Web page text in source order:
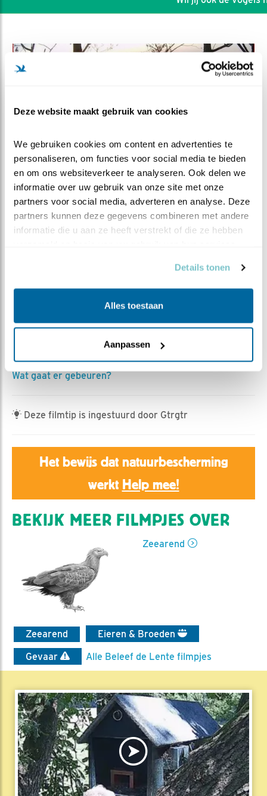
Deze website maakt gebruik van cookies
We gebruiken cookies om content en advertenties te
personaliseren, om functies voor social media te bieden
en om ons websiteverkeer te analyseren. Ook delen we
informatie over uw gebruik van onze site met onze
partners voor social media, adverteren en analyse. Deze
partners kunnen deze gegevens combineren met andere
informatie die u aan ze heeft verstrekt of die ze hebben
Details tonen
Alles toestaan
Aanpassen
DEEL DIT FILMPJE
Jan Dagevos | Geplaatst op 8 april 2025, 8:25 |
Vind
Vorige jaar werden de twee jongen 35 dagen na de leg
van het tweede ei geboren.
Vandaag is het 35 dagen na de leg van het tweede ei, 31
Wat gaat er gebeuren?
Deze filmtip is ingestuurd door Gtrgtr
Het bewijs dat natuurbescherming
werkt Help mee!
BEKIJK MEER FILMPJES OVER
Zeearend
Zeearend
Eieren & Broeden
Gevaar
Alle Beleef de Lente filmpjes